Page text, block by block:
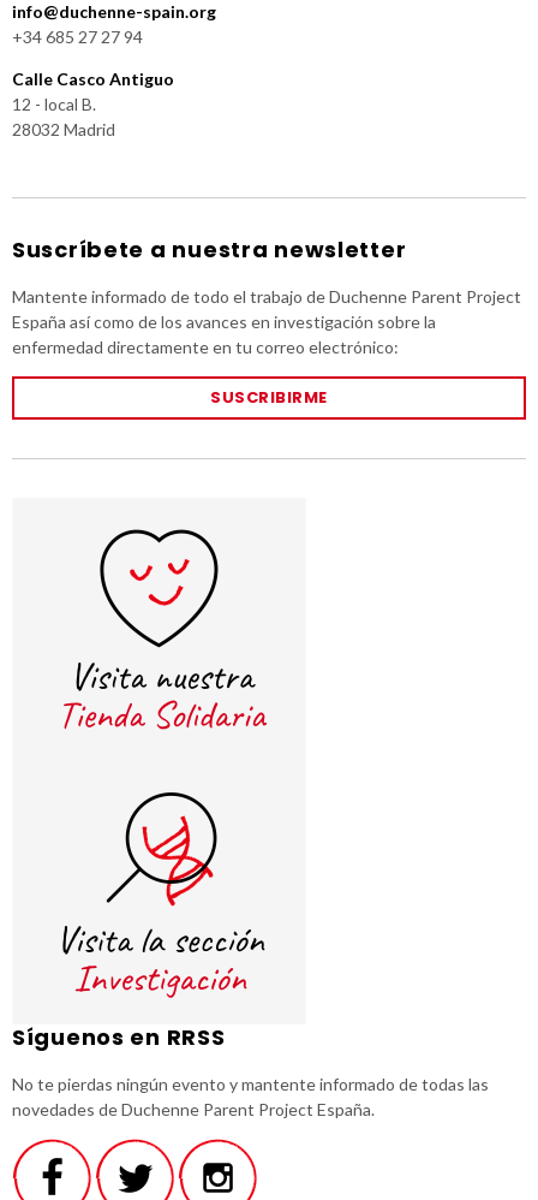
info@duchenne-spain.org
+34 685 27 27 94
Calle Casco Antiguo
12 - local B.
28032 Madrid
Suscríbete a nuestra newsletter
Mantente informado de todo el trabajo de Duchenne Parent Project
España así como de los avances en investigación sobre la
enfermedad directamente en tu correo electrónico:
SUSCRIBIRME
Síguenos en RRSS
No te pierdas ningún evento y mantente informado de todas las
novedades de Duchenne Parent Project España.